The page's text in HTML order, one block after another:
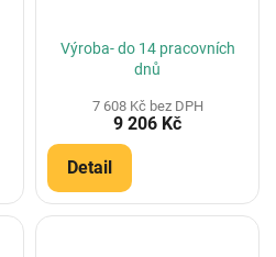
Výroba- do 14 pracovních
dnů
7 608 Kč bez DPH
9 206 Kč
Detail